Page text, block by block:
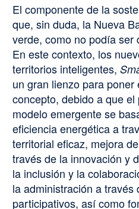
El componente de la
que, sin duda, la Nueva
verde, como no podía ser
En este contexto, los
territorios inteligentes,
un gran lienzo para poner
concepto, debido a que
modelo emergente se
eficiencia energética a
territorial eficaz, mejora
través de la innovación y
la inclusión y la
la administración a través
participativos, así como